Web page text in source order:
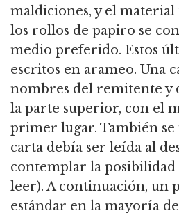
maldiciones, y el
los rollos de papiro se
medio preferido. Estos
escritos en arameo. Una
nombres del remitente y
la parte superior, con el
primer lugar. También se
carta debía ser leída al
contemplar la posibilidad
leer). A continuación, un
estándar en la mayoría